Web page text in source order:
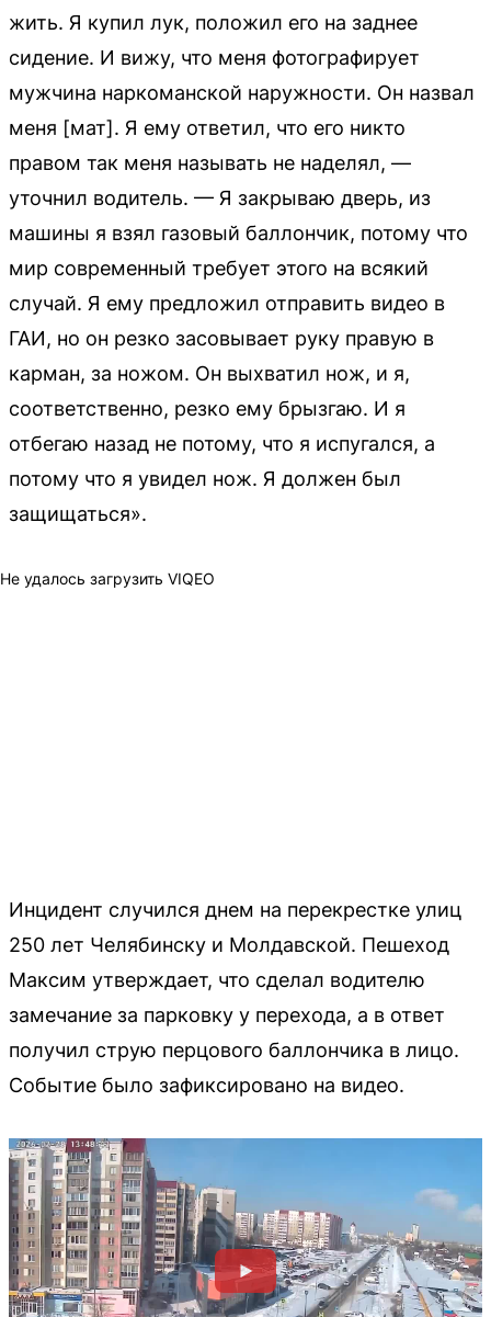
жить. Я купил лук, положил его на заднее
сидение. И вижу, что меня фотографирует
мужчина наркоманской наружности. Он назвал
меня [мат]. Я ему ответил, что его никто
правом так меня называть не наделял, —
уточнил водитель. — Я закрываю дверь, из
машины я взял газовый баллончик, потому что
мир современный требует этого на всякий
случай. Я ему предложил отправить видео в
ГАИ, но он резко засовывает руку правую в
карман, за ножом. Он выхватил нож, и я,
соответственно, резко ему брызгаю. И я
отбегаю назад не потому, что я испугался, а
потому что я увидел нож. Я должен был
защищаться».
Не удалось загрузить VIQEO
Инцидент случился днем на перекрестке улиц
250 лет Челябинску и Молдавской. Пешеход
Максим утверждает, что сделал водителю
замечание за парковку у перехода, а в ответ
получил струю перцового баллончика в лицо.
Событие было зафиксировано на видео.